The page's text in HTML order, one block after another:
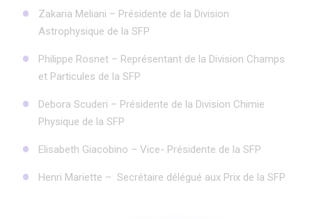
Zakaria Meliani – Présidente de la Division
Astrophysique de la SFP
Philippe Rosnet – Représentant de la Division Champs
et Particules de la SFP
Debora Scuderi – Présidente de la Division Chimie
Physique de la SFP
Elisabeth Giacobino – Vice- Présidente de la SFP
Henri Mariette – Secrétaire délégué aux Prix de la SFP